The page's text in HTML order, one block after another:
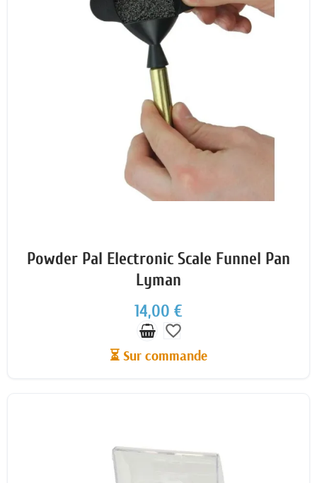
Powder Pal Electronic Scale Funnel Pan
Lyman
14,00 €
favorite_border
⏳ Sur commande